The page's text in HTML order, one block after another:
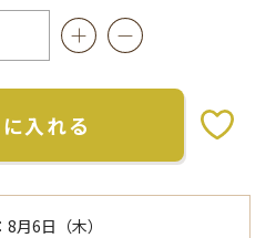
入れる
8月6日（木）